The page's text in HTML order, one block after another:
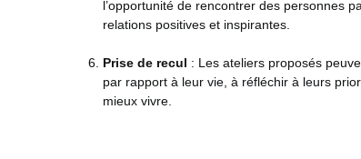
l’opportunité de rencontrer des personnes
relations positives et inspirantes.
Prise de recul : Les ateliers proposés
par rapport à leur vie, à réfléchir à leurs
mieux vivre.